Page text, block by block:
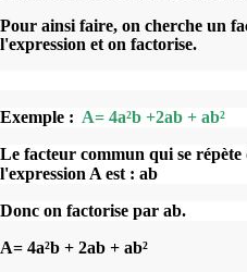
Pour ainsi faire, on cherche un
l'expression et on factorise.
Exemple : A= 4a²b +2ab + ab²
Le facteur commun qui se répète
l'expression A est : ab
Donc on factorise par ab.
A= 4a²b + 2ab + ab²